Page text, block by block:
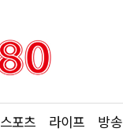
스포츠 라이프 방